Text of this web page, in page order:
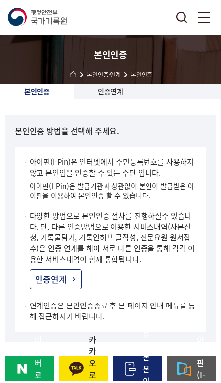
본인인증
본인인증·연계 본인인증
본인인증 인증연계
본인인증 방법을 선택해 주세요.
아이핀(I-Pin)은 인터넷에서 주민등록번호를 사용하지
않고 본인임을 인증할 수 있는 수단 입니다.
아이핀(I-Pin)은 발급기관과 상관없이 본인이 발급받은 아
이핀을 이용하여 본인인증 할 수 있습니다.
다양한 방법으로 본인인증 절차를 진행하실수 있습니
다. 단, 다른 인증방법으로 이용한 서비스내역(사본신
청, 기록물담기, 기록인허브 글작성, 전문요원 원서접
수)은 인증 연계를 해야 서로 다른 인증을 통해 각각 이
용한 서비스내역이 함께 통합됩니다.
인증연계
연계인증은 본인인증종료 후 본 페이지 안내 메뉴를 통
해 접근하시기 바랍니다.
버
로
카
카
오
로
폰
본
인
핀
(I-